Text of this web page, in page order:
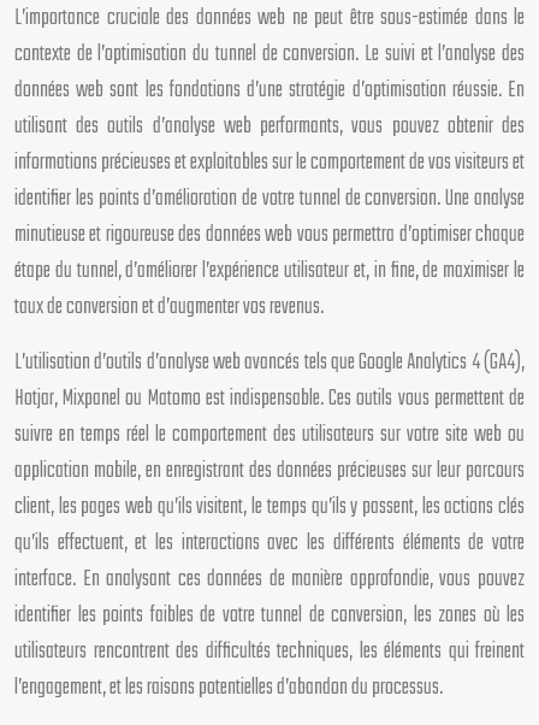
L’importance cruciale des données web ne peut être sous-estimée dans le
contexte de l’optimisation du tunnel de conversion. Le suivi et l’analyse des
données web sont les fondations d’une stratégie d’optimisation réussie. En
utilisant des outils d’analyse web performants, vous pouvez obtenir des
informations précieuses et exploitables sur le comportement de vos visiteurs et
identifier les points d’amélioration de votre tunnel de conversion. Une analyse
minutieuse et rigoureuse des données web vous permettra d’optimiser chaque
étape du tunnel, d’améliorer l’expérience utilisateur et, in fine, de maximiser le
taux de conversion et d’augmenter vos revenus.
L’utilisation d’outils d’analyse web avancés tels que Google Analytics 4 (GA4),
Hotjar, Mixpanel ou Matomo est indispensable. Ces outils vous permettent de
suivre en temps réel le comportement des utilisateurs sur votre site web ou
application mobile, en enregistrant des données précieuses sur leur parcours
client, les pages web qu’ils visitent, le temps qu’ils y passent, les actions clés
qu’ils effectuent, et les interactions avec les différents éléments de votre
interface. En analysant ces données de manière approfondie, vous pouvez
identifier les points faibles de votre tunnel de conversion, les zones où les
utilisateurs rencontrent des difficultés techniques, les éléments qui freinent
l’engagement, et les raisons potentielles d’abandon du processus.